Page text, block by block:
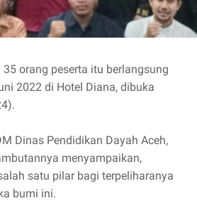
orang peserta itu berlangsung
2022 di Hotel Diana, dibuka
Dinas Pendidikan Dayah Aceh,
menyampaikan,
satu pilar bagi terpeliharanya
bumi ini.